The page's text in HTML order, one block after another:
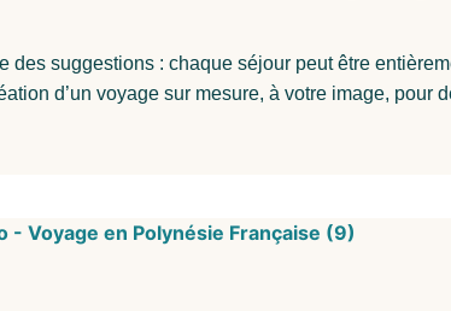
suggestions : chaque séjour peut être
d’un voyage sur mesure, à votre image, pour